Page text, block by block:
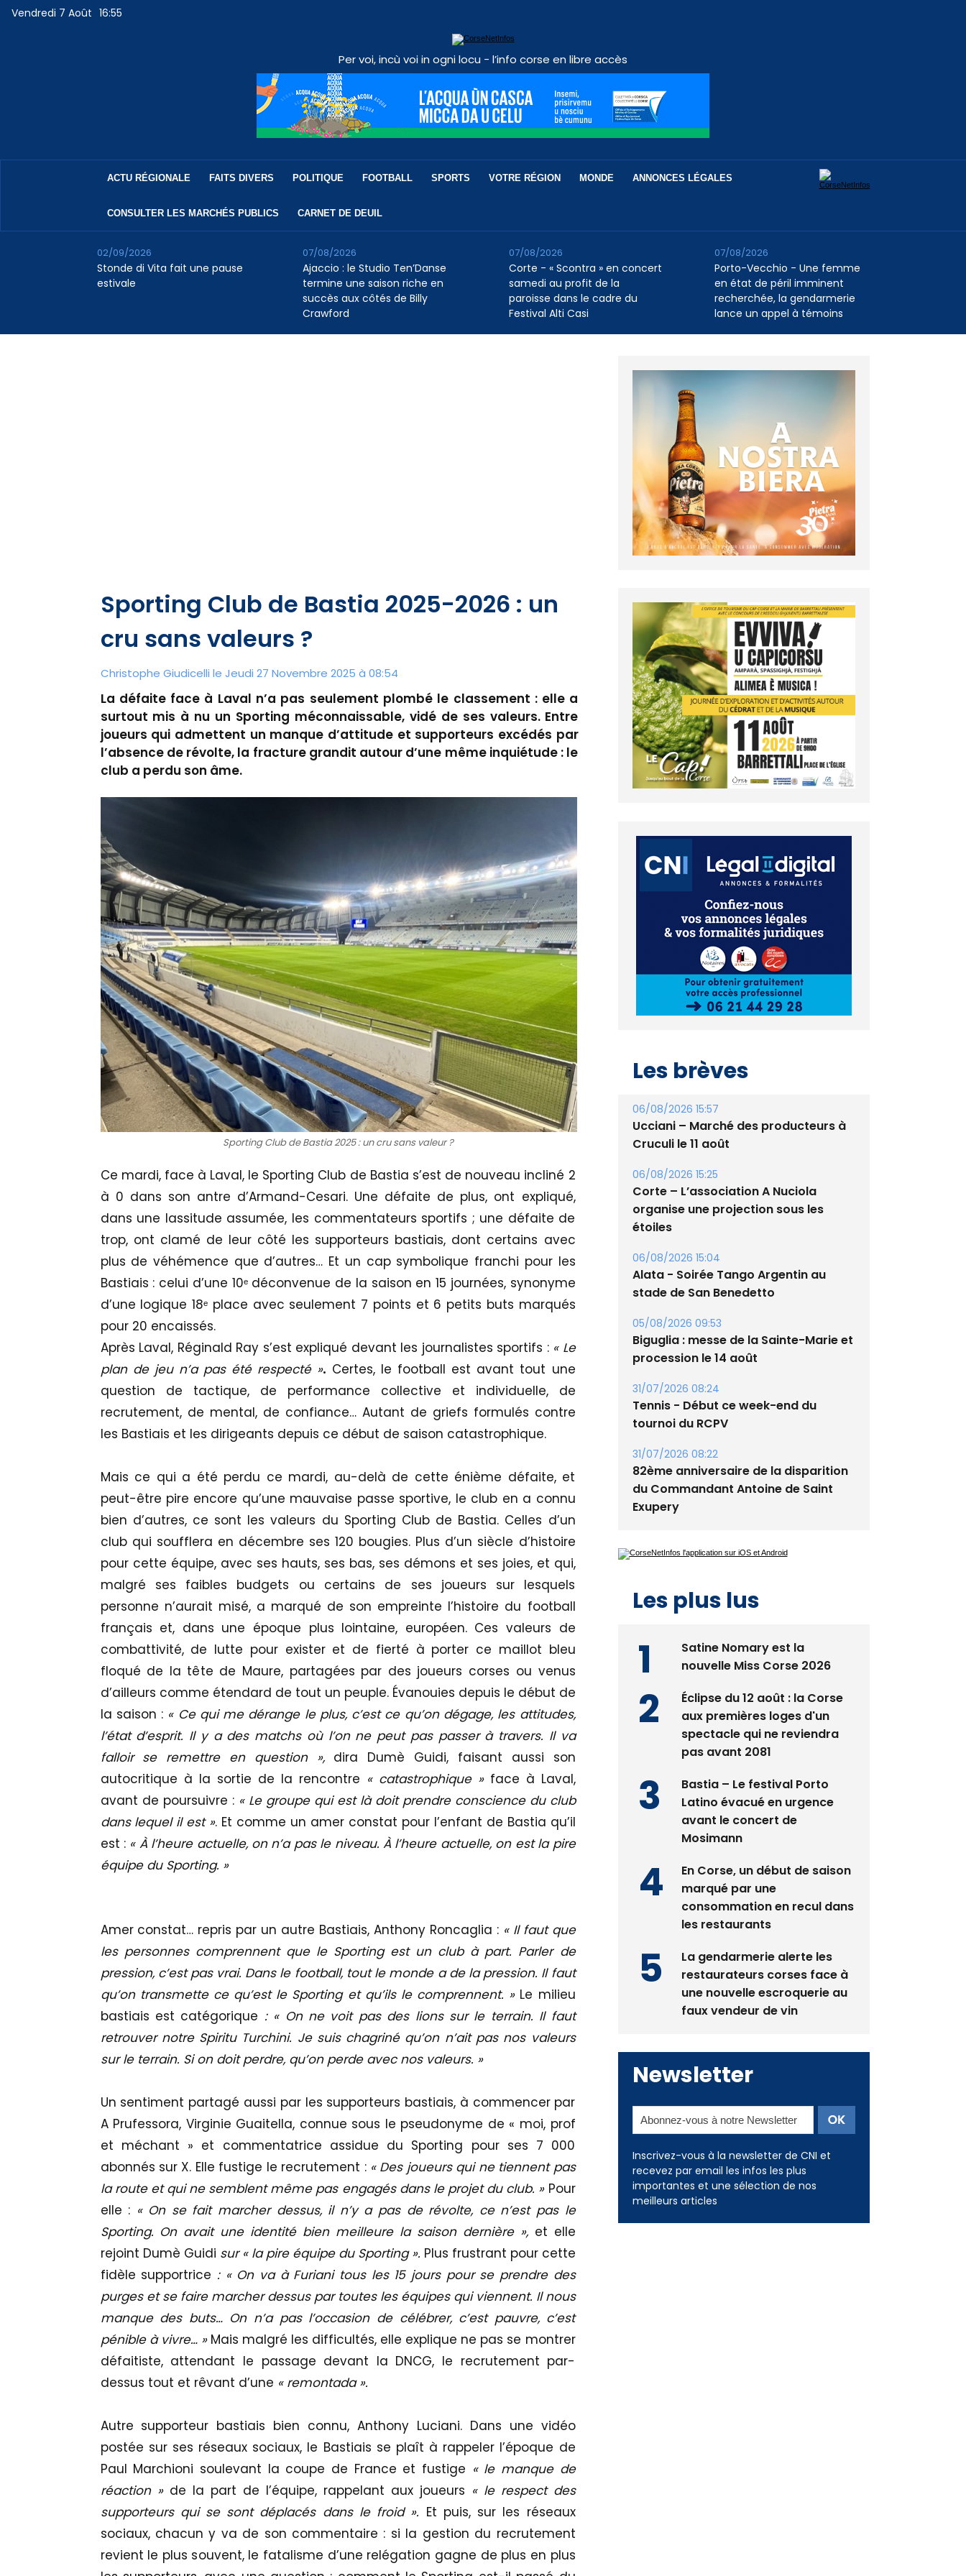
Vendredi 7 Août 16:55
Per voi, incù voi in ogni locu - l’info corse en libre accès
ACTU RÉGIONALE FAITS DIVERS POLITIQUE FOOTBALL SPORTS VOTRE RÉGION MONDE ANNONCES LÉGALES
CONSULTER LES MARCHÉS PUBLICS CARNET DE DEUIL
Stonde di Vita fait une pause
estivale
02/09/2026
Ajaccio : le Studio Ten’Danse
termine une saison riche en
succès aux côtés de Billy
Crawford
07/08/2026
Corte - « Scontra » en concert
samedi au profit de la
paroisse dans le cadre du
Festival Alti Casi
07/08/2026
Porto-Vecchio - Une femme
en état de péril imminent
recherchée, la gendarmerie
lance un appel à témoins
07/08/2026
Sporting Club de Bastia 2025-2026 : un
cru sans valeurs ?
Christophe Giudicelli le Jeudi 27 Novembre 2025 à 08:54
La défaite face à Laval n’a pas seulement plombé le classement : elle a
surtout mis à nu un Sporting méconnaissable, vidé de ses valeurs. Entre
joueurs qui admettent un manque d’attitude et supporteurs excédés par
l’absence de révolte, la fracture grandit autour d’une même inquiétude : le
club a perdu son âme.
Sporting Club de Bastia 2025 : un cru sans valeur ?
Ce mardi, face à Laval, le Sporting Club de Bastia s’est de nouveau incliné 2
à 0 dans son antre d’Armand-Cesari. Une défaite de plus, ont expliqué,
dans une lassitude assumée, les commentateurs sportifs ; une défaite de
trop, ont clamé de leur côté les supporteurs bastiais, dont certains avec
plus de véhémence que d’autres… Et un cap symbolique franchi pour les
Bastiais : celui d’une 10ᵉ déconvenue de la saison en 15 journées, synonyme
d’une logique 18ᵉ place avec seulement 7 points et 6 petits buts marqués
pour 20 encaissés.
Après Laval, Réginald Ray s’est expliqué devant les journalistes sportifs : « Le
plan de jeu n’a pas été respecté ». Certes, le football est avant tout une
question de tactique, de performance collective et individuelle, de
recrutement, de mental, de confiance… Autant de griefs formulés contre
les Bastiais et les dirigeants depuis ce début de saison catastrophique.
Mais ce qui a été perdu ce mardi, au-delà de cette énième défaite, et
peut-être pire encore qu’une mauvaise passe sportive, le club en a connu
bien d’autres, ce sont les valeurs du Sporting Club de Bastia. Celles d’un
club qui soufflera en décembre ses 120 bougies. Plus d’un siècle d’histoire
pour cette équipe, avec ses hauts, ses bas, ses démons et ses joies, et qui,
malgré ses faibles budgets ou certains de ses joueurs sur lesquels
personne n’aurait misé, a marqué de son empreinte l’histoire du football
français et, dans une époque plus lointaine, européen. Ces valeurs de
combattivité, de lutte pour exister et de fierté à porter ce maillot bleu
floqué de la tête de Maure, partagées par des joueurs corses ou venus
d’ailleurs comme étendard de tout un peuple. Évanouies depuis le début de
la saison : « Ce qui me dérange le plus, c’est ce qu’on dégage, les attitudes,
l’état d’esprit. Il y a des matchs où l’on ne peut pas passer à travers. Il va
falloir se remettre en question »,dira Dumè Guidi, faisant aussi son
autocritique à la sortie de la rencontre « catastrophique »face à Laval,
avant de poursuivre : « Le groupe qui est là doit prendre conscience du club
dans lequel il est ». Et comme un amer constat pour l’enfant de Bastia qu’il
est : « À l’heure actuelle, on n’a pas le niveau. À l’heure actuelle, on est la pire
équipe du Sporting. »
Amer constat… repris par un autre Bastiais, Anthony Roncaglia : « Il faut que
les personnes comprennent que le Sporting est un club à part. Parler de
pression, c’est pas vrai. Dans le football, tout le monde a de la pression. Il faut
qu’on transmette ce qu’est le Sporting et qu’ils le comprennent. »Le milieu
bastiais est catégorique : « On ne voit pas des lions sur le terrain. Il faut
retrouver notre Spiritu Turchini. Je suis chagriné qu’on n’ait pas nos valeurs
sur le terrain. Si on doit perdre, qu’on perde avec nos valeurs. »
Un sentiment partagé aussi par les supporteurs bastiais, à commencer par
A Prufessora, Virginie Guaitella, connue sous le pseudonyme de « moi, prof
et méchant » et commentatrice assidue du Sporting pour ses 7 000
abonnés sur X. Elle fustige le recrutement : « Des joueurs qui ne tiennent pas
la route et qui ne semblent même pas engagés dans le projet du club. »Pour
elle : « On se fait marcher dessus, il n’y a pas de révolte, ce n’est pas le
Sporting. On avait une identité bien meilleure la saison dernière »,et elle
rejoint Dumè Guidi sur « la pire équipe du Sporting ». Plus frustrant pour cette
fidèle supportrice : « On va à Furiani tous les 15 jours pour se prendre des
purges et se faire marcher dessus par toutes les équipes qui viennent. Il nous
manque des buts… On n’a pas l’occasion de célébrer, c’est pauvre, c’est
pénible à vivre… »Mais malgré les difficultés, elle explique ne pas se montrer
défaitiste, attendant le passage devant la DNCG, le recrutement par-
dessus tout et rêvant d’une « remontada ».
Autre supporteur bastiais bien connu, Anthony Luciani. Dans une vidéo
postée sur ses réseaux sociaux, le Bastiais se plaît à rappeler l’époque de
Paul Marchioni soulevant la coupe de France et fustige « le manque de
réaction »de la part de l’équipe, rappelant aux joueurs « le respect des
supporteurs qui se sont déplacés dans le froid ». Et puis, sur les réseaux
sociaux, chacun y va de son commentaire : si la gestion du recrutement
revient le plus souvent, le fatalisme d’une relégation gagne de plus en plus
Les brèves
06/08/2026 15:57
Ucciani – Marché des producteurs à
Cruculi le 11 août
06/08/2026 15:25
Corte – L’association A Nuciola
organise une projection sous les
étoiles
06/08/2026 15:04
Alata - Soirée Tango Argentin au
stade de San Benedetto
05/08/2026 09:53
Biguglia : messe de la Sainte-Marie et
procession le 14 août
31/07/2026 08:24
Tennis - Début ce week-end du
tournoi du RCPV
31/07/2026 08:22
82ème anniversaire de la disparition
du Commandant Antoine de Saint
Exupery
Les plus lus
Satine Nomary est la
nouvelle Miss Corse 2026
Éclipse du 12 août : la Corse
aux premières loges d'un
spectacle qui ne reviendra
pas avant 2081
Bastia – Le festival Porto
Latino évacué en urgence
avant le concert de
Mosimann
En Corse, un début de saison
marqué par une
consommation en recul dans
les restaurants
La gendarmerie alerte les
restaurateurs corses face à
une nouvelle escroquerie au
faux vendeur de vin
Newsletter
Inscrivez-vous à la newsletter de CNI et
recevez par email les infos les plus
importantes et une sélection de nos
meilleurs articles